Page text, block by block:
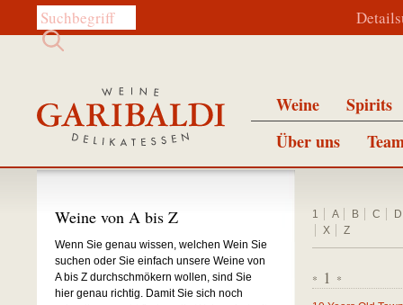
Diese Website durchsuchen:
Weine
Spirits
Über uns
1 A B C
D
X
Z
* 1 *
Weine von A bis Z
Wenn Sie genau wissen, welchen Wein Sie
suchen oder Sie einfach unsere Weine von
A bis Z durchschmökern wollen, sind Sie
hier genau richtig. Damit Sie sich noch